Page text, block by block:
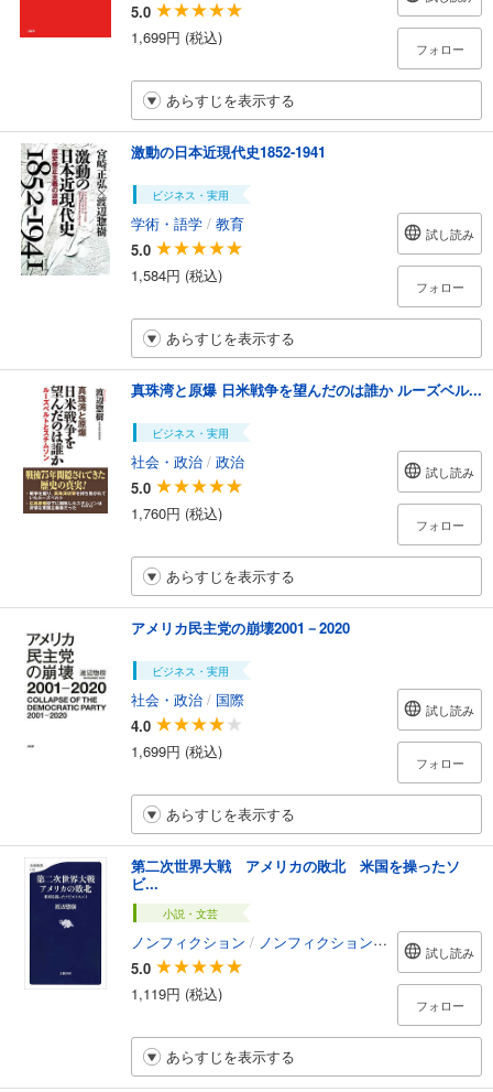
5.0
1,699円 (税込)
フォロー
あらすじを表示する
激動の日本近現代史1852-1941
ビジネス・実用
学術・語学 / 教育
5.0
1,584円 (税込)
試し読み
フォロー
あらすじを表示する
真珠湾と原爆 日米戦争を望んだのは誰か ルーズベル...
ビジネス・実用
社会・政治 / 政治
5.0
1,760円 (税込)
試し読み
フォロー
あらすじを表示する
アメリカ民主党の崩壊2001－2020
ビジネス・実用
社会・政治 / 国際
4.0
1,699円 (税込)
試し読み
フォロー
あらすじを表示する
第二次世界大戦 アメリカの敗北 米国を操ったソ
ビ...
小説・文芸
ノンフィクション / ノンフィクション・ドキュメンタリー
5.0
1,119円 (税込)
試し読み
フォロー
あらすじを表示する